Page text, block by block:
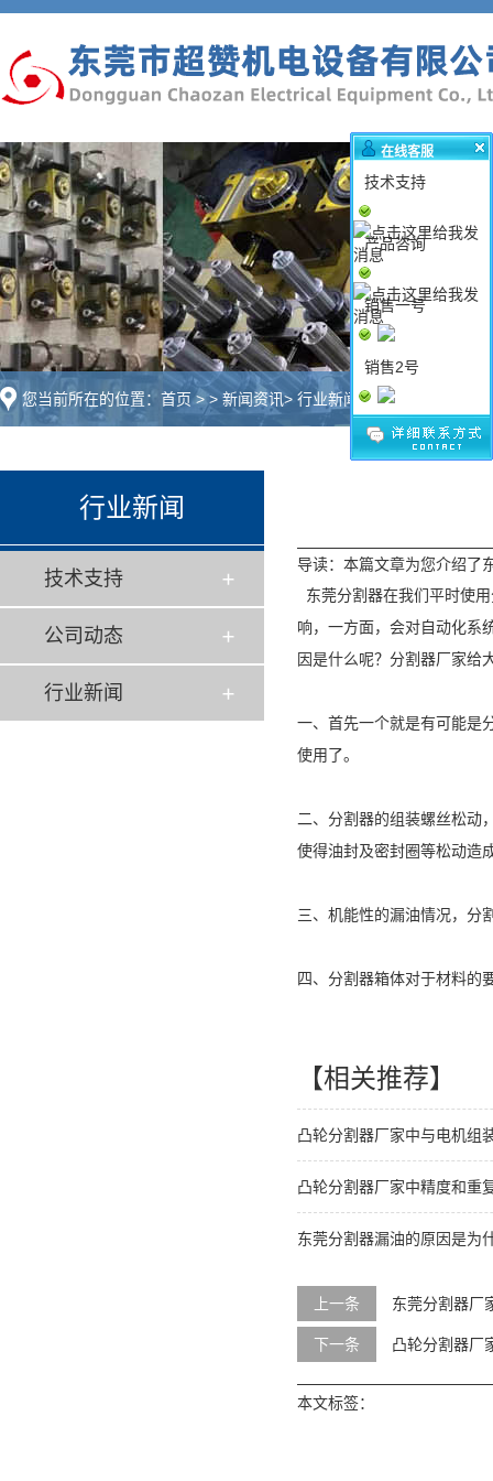
您当前所在的位置： 首页>> 新闻资讯> 行业新闻
行业新闻
技术支持
公司动态
行业新闻
导读：本篇文章为您介绍了
东莞分割器在我们平时使
响，一方面，会对自动化系
因是什么呢？分割器厂家给
一、首先一个就是有可能是
使用了。
二、分割器的组装螺丝松动
使得油封及密封圈等松动造
三、机能性的漏油情况，分
四、 分割器箱体对于材料的
【相关推荐】
凸轮分割器厂家中与电机组
凸轮分割器厂家中精度和重
东莞分割器漏油的原因是为
上一条 东莞分割器厂
下一条 凸轮分割器厂
本文标签：
在线客服
技术支持
产品咨询
销售一号
销售2号